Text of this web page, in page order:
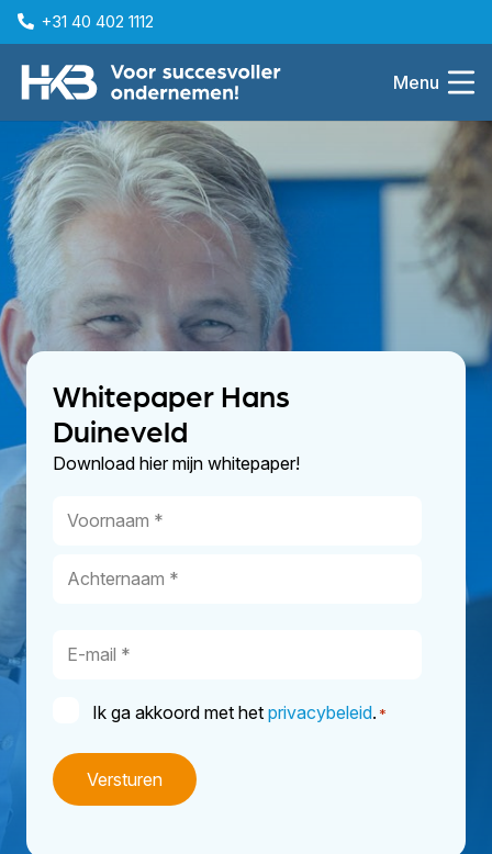
+31 40 402 1112
Menu
Whitepaper Hans
Duineveld
Download hier mijn whitepaper!
Naam
E-
ConsentIk ga akkoord met het privacybeleid. *